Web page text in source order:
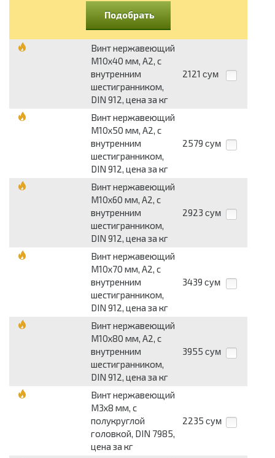
Подобрать
Винт нержавеющий
М10х40 мм, A2, с
внутренним
шестигранником,
DIN 912, цена за кг
2121 сум
Винт нержавеющий
М10х50 мм, A2, с
внутренним
шестигранником,
DIN 912, цена за кг
2579 сум
Винт нержавеющий
М10х60 мм, A2, с
внутренним
шестигранником,
DIN 912, цена за кг
2923 сум
Винт нержавеющий
М10х70 мм, A2, с
внутренним
шестигранником,
DIN 912, цена за кг
3439 сум
Винт нержавеющий
М10х80 мм, A2, с
внутренним
шестигранником,
DIN 912, цена за кг
3955 сум
Винт нержавеющий
М3х8 мм, с
полукруглой
головкой, DIN 7985,
цена за кг
2235 сум